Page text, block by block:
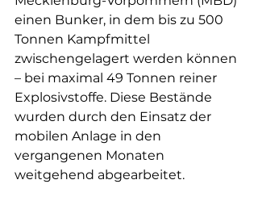
einen Bunker, in dem bis zu 500
Tonnen Kampfmittel
zwischengelagert werden können
– bei maximal 49 Tonnen reiner
Explosivstoffe. Diese Bestände
wurden durch den Einsatz der
mobilen Anlage in den
vergangenen Monaten
weitgehend abgearbeitet.